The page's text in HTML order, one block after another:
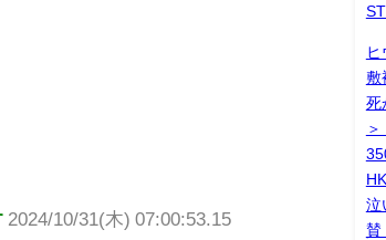
2024/10/31(木) 07:00:53.15
敷
死
泣
賛